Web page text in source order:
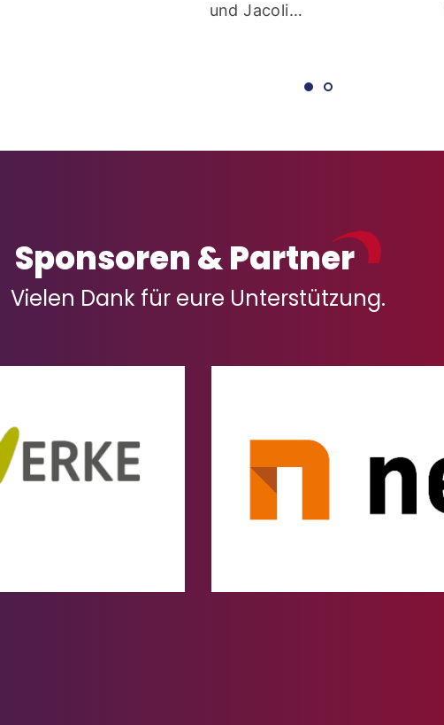
Sponsoren & Partner
Vielen Dank für eure Unterstützung.